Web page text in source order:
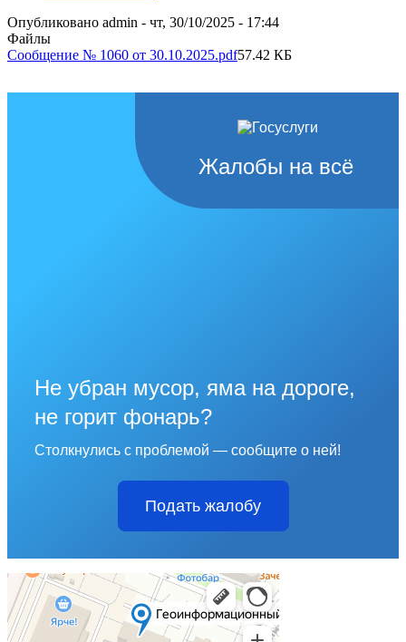
Опубликовано admin - чт, 30/10/2025 - 17:44
Файлы
Сообщение № 1060 от 30.10.2025.pdf57.42 КБ
Жалобы на всё
Не убран мусор, яма на дороге,
не горит фонарь?
Столкнулись с проблемой — сообщите о ней!
Подать жалобу